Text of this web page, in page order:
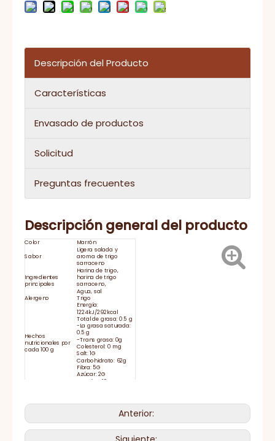
Descripción del Producto
Características
Envasado de productos
Solicitud
Preguntas frecuentes
Descripción general del producto
Color
Marrón
Sabor
Ligera salada y
aroma de trigo
sarraceno
Ingredientes
principales
Harina de trigo,
harina de trigo
sarraceno,
Agua, sal
Alergeno Trigo
Hechos
nutricionales por
cada 100 g
Energía:
1224kJ/292kcal
Total de grasa: 0.5 g
-La grasa saturada:
0.5 g
-Trans grasa: 0g
Colesterol: 0 mg
Salt: 1G
Carbohidrato: 62g
Fibra: 5G
Azúcar: 2G
Proteína: 10g
servido con salsa.
Duración
Almacenamiento
Almacene en un
lugar fresco y seco.
El tiempo de
Anterior: